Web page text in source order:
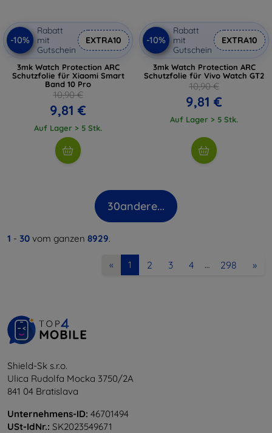
-10%
Rabatt
mit
Gutschein
EXTRA10
3mk Watch Protection ARC
Schutzfolie für Xiaomi Smart
Band 10 Pro
10,90 €
9,81 €
Auf Lager > 5 Stk.
-10%
Rabatt
mit
Gutschein
EXTRA10
3mk Watch Protection ARC
Schutzfolie für Vivo Watch GT2
10,90 €
9,81 €
Auf Lager > 5 Stk.
30andere...
1 - 30 vom ganzen 8929.
« 1 2 3 4 … 298 »
Shield-Sk s.r.o.
Ulica Rudolfa Mocka 3750/2A
841 04 Bratislava
Unternehmens-ID: 46701494
USt-IdNr.: SK2023549671